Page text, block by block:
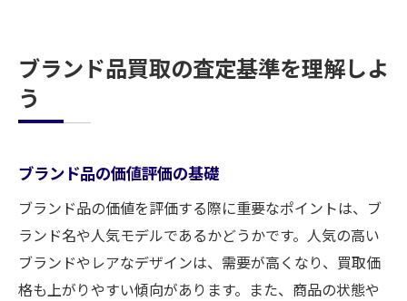
ブランド品買取の査定基準を理解しよ
う
ブランド品の価値評価の基礎
ブランド品の価値を評価する際に重要なポイントは、ブ
ランド名や人気モデルであるかどうかです。人気の高い
ブランドやレアなデザインは、需要が高くなり、買取価
格も上がりやすい傾向があります。また、商品の状態や